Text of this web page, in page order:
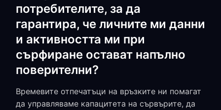
потребителите, за да
гарантира, че личните ми данни
и активността ми при
сърфиране остават напълно
поверителни?
Времевите отпечатъци на връзките ни помагат
да управляваме капацитета на сървърите, да